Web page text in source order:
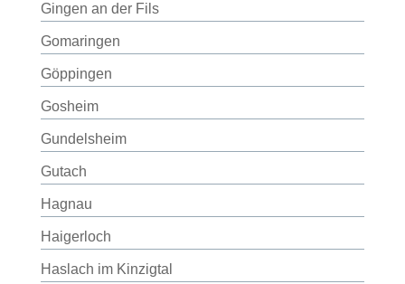
Gingen an der Fils
Gomaringen
Göppingen
Gosheim
Gundelsheim
Gutach
Hagnau
Haigerloch
Haslach im Kinzigtal